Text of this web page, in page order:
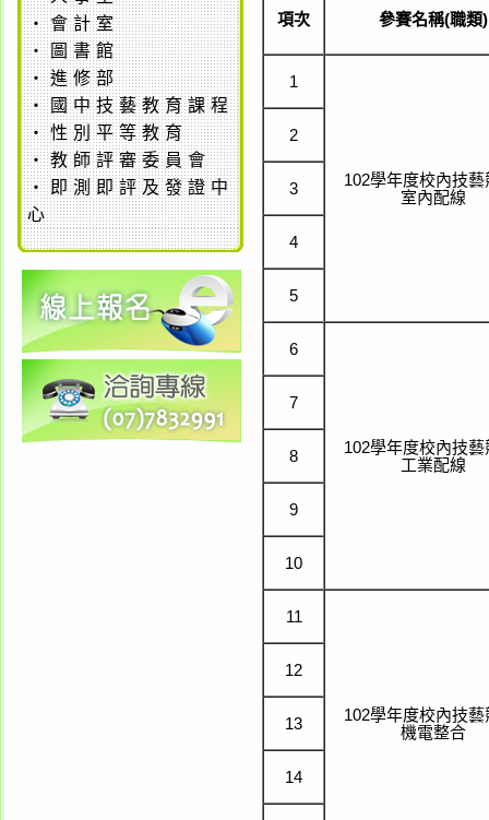
‧會計室
‧圖書館
‧進修部
‧國中技藝教育課程
‧性別平等教育
‧教師評審委員會
‧即測即評及發證中
心
項次 參賽名稱(職類)
1
102學年度校內技藝
室內配線
2
3
4
5
6
102學年度校內技藝
工業配線
7
8
9
10
11
102學年度校內技藝
機電整合
12
13
14